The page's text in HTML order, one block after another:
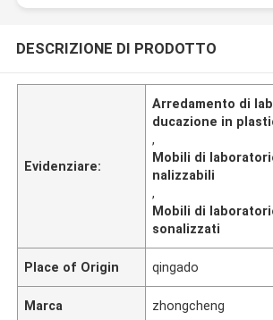
DESCRIZIONE DI PRODOTTO
Evidenziare:
Arredamento di
ducazione in
,
Mobili di
nalizzabili
,
Mobili di
sonalizzati
Place of Origin qingado
Marca zhongcheng